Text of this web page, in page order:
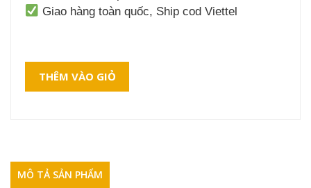
Giao hàng toàn quốc, Ship cod Viettel
THÊM VÀO GIỎ
MÔ TẢ SẢN PHẨM